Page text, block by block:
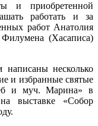
и приобретенной
работать и за
работ Анатолия
Филумена (Хасаписа)
несколько
и избранные святые
и муч. Марина» в
выставке «Собор